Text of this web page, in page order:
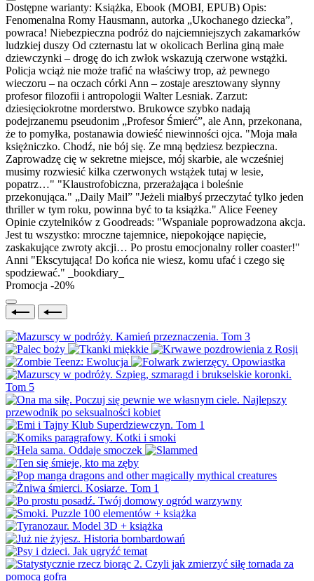
Dostępne warianty: Książka, Ebook (MOBI, EPUB) Opis:
Fenomenalna Romy Hausmann, autorka „Ukochanego dziecka”,
powraca! Niebezpieczna podróż do najciemniejszych zakamarków
ludzkiej duszy Od czternastu lat w okolicach Berlina giną małe
dziewczynki – drogę do ich zwłok wskazują czerwone wstążki.
Policja wciąż nie może trafić na właściwy trop, aż pewnego
wieczoru – na oczach córki Ann – zostaje aresztowany słynny
profesor filozofii i antropologii Walter Lesniak. Zarzut:
dziesięciokrotne morderstwo. Brukowce szybko nadają
podejrzanemu pseudonim „Profesor Śmierć”, ale Ann, przekonana,
że to pomyłka, postanawia dowieść niewinności ojca. "Moja mała
księżniczko. Chodź, nie bój się. Ze mną będziesz bezpieczna.
Zaprowadzę cię w sekretne miejsce, mój skarbie, ale wcześniej
musimy rozwiesić kilka czerwonych wstążek tutaj w lesie,
popatrz…" "Klaustrofobiczna, przerażająca i boleśnie
przekonująca." „Daily Mail” "Jeżeli miałbyś przeczytać tylko jeden
thriller w tym roku, powinna być to ta książka." Alice Feeney
Opinie czytelników z Goodreads: "Wspaniale poprowadzona akcja.
Jest tu wszystko: mroczne tajemnice, niepokojące napięcie,
zaskakujące zwroty akcji… Po prostu emocjonalny roller coaster!"
Anni "Ekscytująca! Do końca nie wiesz, komu ufać i czego się
spodziewać." _bookdiary_
Promocja -20%